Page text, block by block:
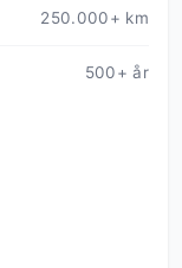
250.000+ km
500+ år